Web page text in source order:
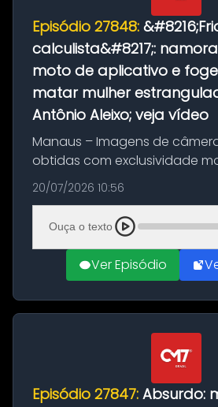
Episódio 27848:
calculista&#8217;:
moto de aplicativo e
matar mulher
Antônio Aleixo; veja vídeo
Manaus – Imagens de
obtidas com exclusividade
momento da fuga do
morte de Larissa Araújo, de 28
ocorreu na noite deste último
20/07/2026 10:56
Ouça o texto
Ver Episódio
Episódio 27847: Absurdo: